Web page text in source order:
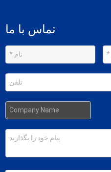
تماس با ما